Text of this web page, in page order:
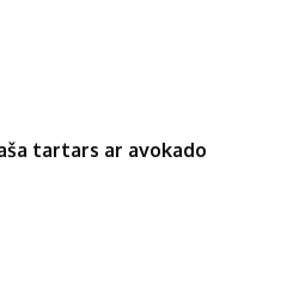
tartars ar avokado